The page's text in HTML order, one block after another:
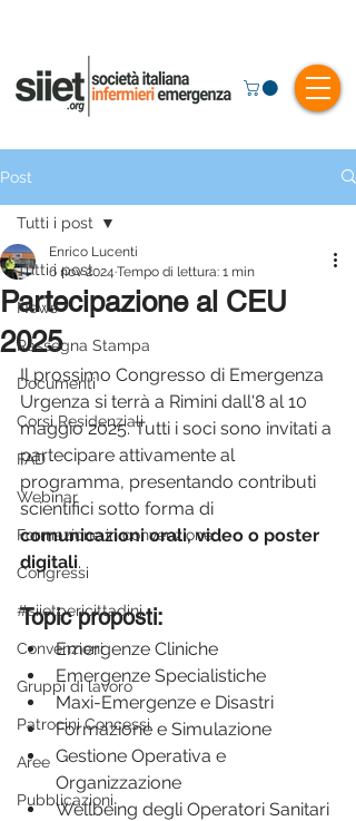
Post
Tutti i post
News
Rassegna Stampa
Documenti
Corsi Residenziali
FAD
Webinar
Formazione in convenzione
Congressi
#siietpericittadini
Convenzioni
Gruppi di lavoro
Patrocini Concessi
Aree
Pubblicazioni
Tutti i post
Partecipazione al CEU
2025
Enrico Lucenti
6 nov 2024 Tempo di lettura: 1 min
Il prossimo Congresso di Emergenza
Urgenza si terrà a Rimini dall'8 al 10
maggio 2025. Tutti i soci sono invitati a
partecipare attivamente al
programma, presentando contributi
scientifici sotto forma di
comunicazioni orali, video o poster
digitali.
Topic proposti:
Emergenze Cliniche
Emergenze Specialistiche
Maxi-Emergenze e Disastri
Formazione e Simulazione
Gestione Operativa e
Organizzazione
Wellbeing degli Operatori Sanitari